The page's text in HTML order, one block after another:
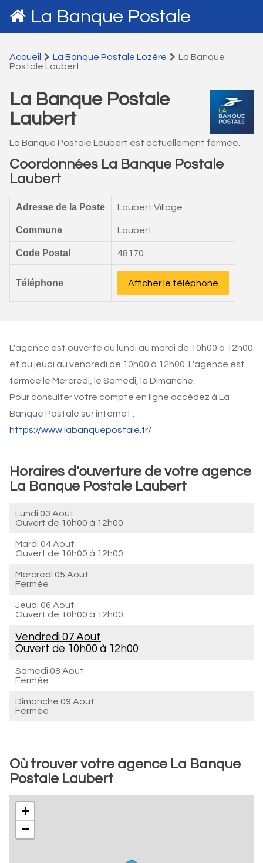
La Banque Postale
Accueil La Banque Postale Lozére
La Banque
Postale Laubert
La Banque Postale
Laubert
La Banque Postale Laubert est actuellement fermée.
Coordonnées La Banque Postale
Laubert
Adresse de la Poste Laubert Village
Commune Laubert
Code Postal 48170
Téléphone Afficher le téléphone
L'agence est ouverte du lundi au mardi de 10h00 à 12h00
et du jeudi au vendredi de 10h00 à 12h00. L'agence est
fermée le Mercredi, le Samedi, le Dimanche.
Pour consulter votre compte en ligne accédez à La
Banque Postale sur internet :
https://www.labanquepostale.fr/
Horaires d'ouverture de votre agence
La Banque Postale Laubert
Lundi 03 Aout
Ouvert de 10h00 à 12h00
Mardi 04 Aout
Ouvert de 10h00 à 12h00
Mercredi 05 Aout
Fermée
Jeudi 06 Aout
Ouvert de 10h00 à 12h00
Vendredi 07 Aout
Ouvert de 10h00 à 12h00
Samedi 08 Aout
Fermée
Dimanche 09 Aout
Fermée
Où trouver votre agence La Banque
Postale Laubert
+
−